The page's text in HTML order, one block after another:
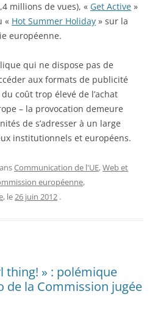
millions de vues), « Get Active »
« Hot Summer Holiday » sur la
européenne.
qui ne dispose pas de
aux formats de publicité
coût trop élevé de l’achat
– la provocation demeure
de s’adresser à un large
institutionnels et européens.
Communication de l'UE,Web et
européenne,
, le26 juin 2012 .
thing! » : polémique
de la Commission jugée